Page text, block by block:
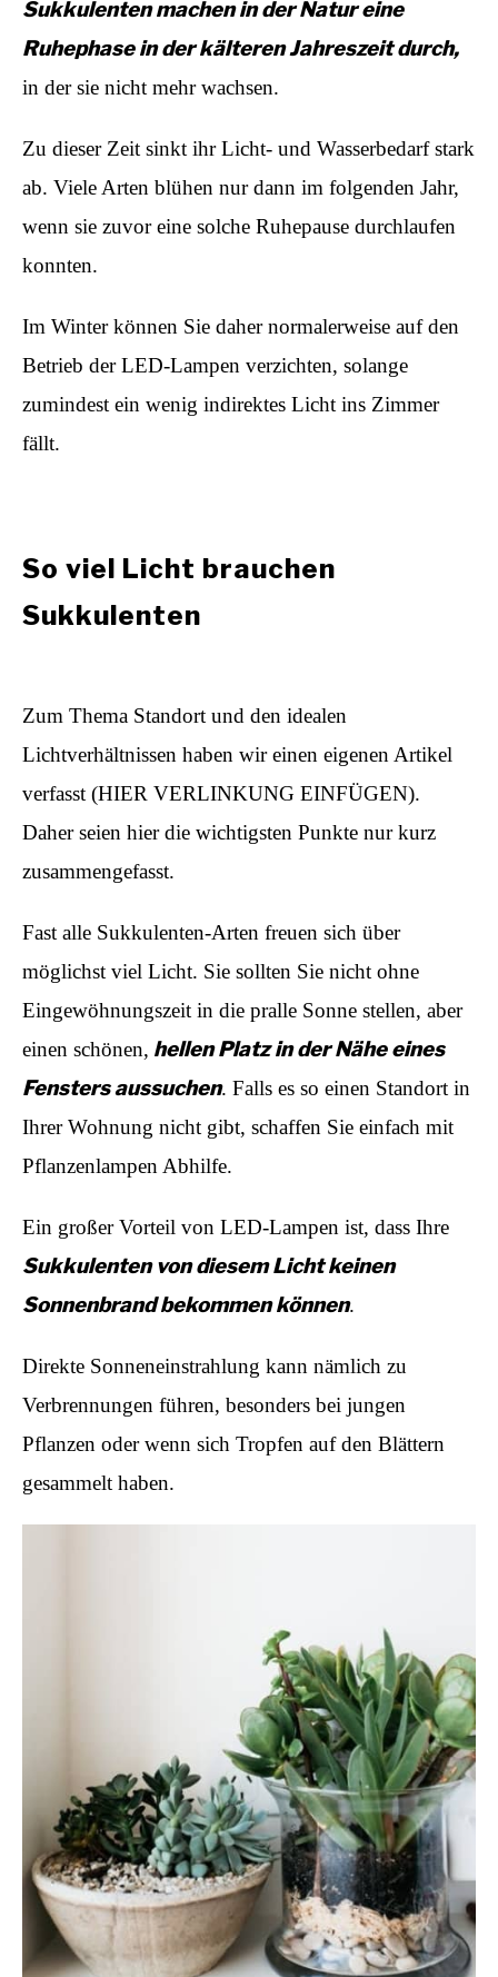
Sukkulenten machen in der Natur eine
Ruhephase in der kälteren Jahreszeit durch,
in der sie nicht mehr wachsen.
Zu dieser Zeit sinkt ihr Licht- und Wasserbedarf stark
ab. Viele Arten blühen nur dann im folgenden Jahr,
wenn sie zuvor eine solche Ruhepause durchlaufen
konnten.
Im Winter können Sie daher normalerweise auf den
Betrieb der LED-Lampen verzichten, solange
zumindest ein wenig indirektes Licht ins Zimmer
fällt.
So viel Licht brauchen
Sukkulenten
Zum Thema Standort und den idealen
Lichtverhältnissen haben wir einen eigenen Artikel
verfasst (HIER VERLINKUNG EINFÜGEN).
Daher seien hier die wichtigsten Punkte nur kurz
zusammengefasst.
Fast alle Sukkulenten-Arten freuen sich über
möglichst viel Licht. Sie sollten Sie nicht ohne
Eingewöhnungszeit in die pralle Sonne stellen, aber
einen schönen, hellen Platz in der Nähe eines
Fensters aussuchen. Falls es so einen Standort in
Ihrer Wohnung nicht gibt, schaffen Sie einfach mit
Pflanzenlampen Abhilfe.
Ein großer Vorteil von LED-Lampen ist, dass Ihre
Sukkulenten von diesem Licht keinen
Sonnenbrand bekommen können.
Direkte Sonneneinstrahlung kann nämlich zu
Verbrennungen führen, besonders bei jungen
Pflanzen oder wenn sich Tropfen auf den Blättern
gesammelt haben.